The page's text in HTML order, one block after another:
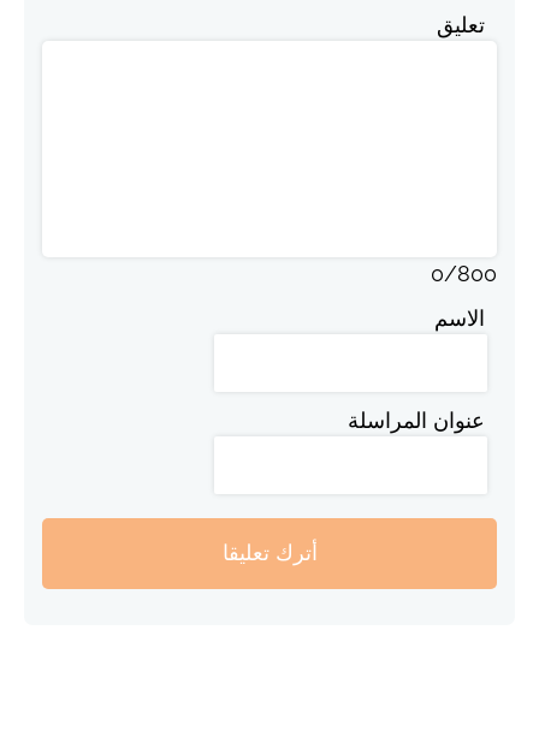
تعليق
0/800
الاسم
عنوان المراسلة
أترك تعليقا